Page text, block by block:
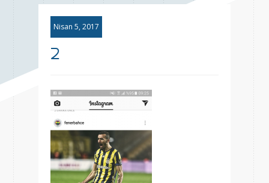
Nisan 5, 2017
2